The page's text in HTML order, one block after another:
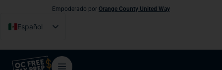
Empoderado por Orange County United Way
Español
Tiếng Việt